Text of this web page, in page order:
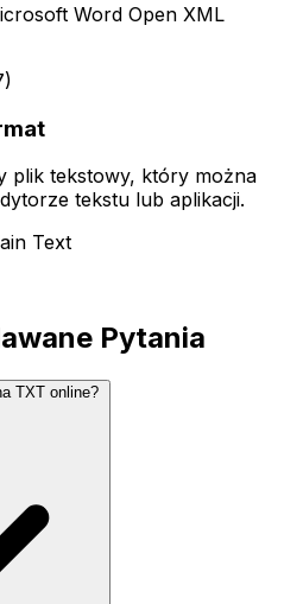
Word Open XML
plik tekstowy, który można
tekstu lub aplikacji.
Text
Pytania
TXT online?